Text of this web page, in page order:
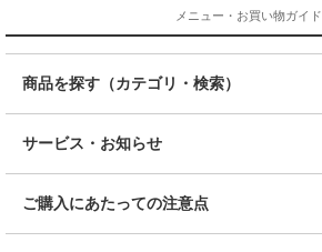
メニュー・お買い物ガイド
商品を探す（カテゴリ・検索）
サービス・お知らせ
ご購入にあたっての注意点